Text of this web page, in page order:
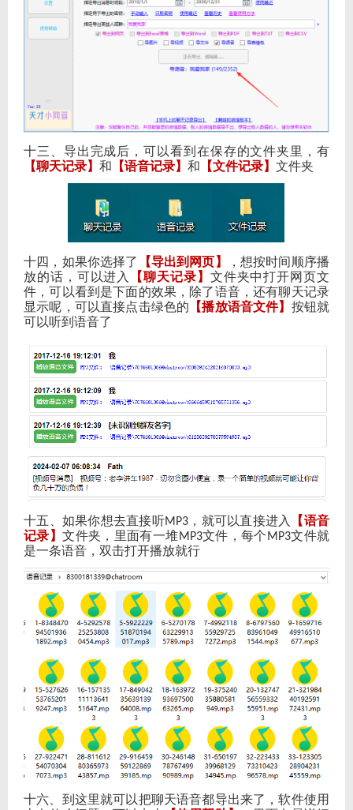
十三、导出完成后，可以看到在保存的文件夹里，有
【聊天记录】 和 【语音记录】 和 【文件记录】 文件夹
十四，如果你选择了 【导出到网页】
，想按时间顺序播
放的话，可以进入
【聊天记录】 文件夹中打开网页文
件，可以看到是下面的效果，除了语音，还有聊天记录
显示呢，可以直接点击绿色的 【播放语音文件】 按钮就
可以听到语音了
十五、如果你想去直接听MP3 ，就可以直接进入
【语音
记录】文件夹，里面有一堆MP3文件，每个 MP3文件就
是一条语音，双击打开播放就行
十六、到这里就可以把聊天语音都导出来了，软件使用